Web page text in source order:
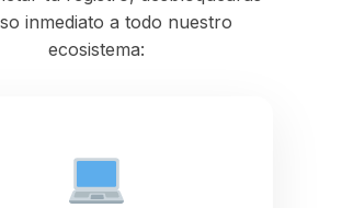
inmediato a todo nuestro
ecosistema: